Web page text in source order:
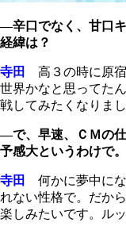
―辛口でなく、甘口
経緯は？
寺田
高３の時に原
世界かなと思ってた
戦してみたくなりまし
―で、早速、ＣＭの
予感大というわけで
寺田
何かに夢中に
れない性格で。だか
楽しみたいです。ル